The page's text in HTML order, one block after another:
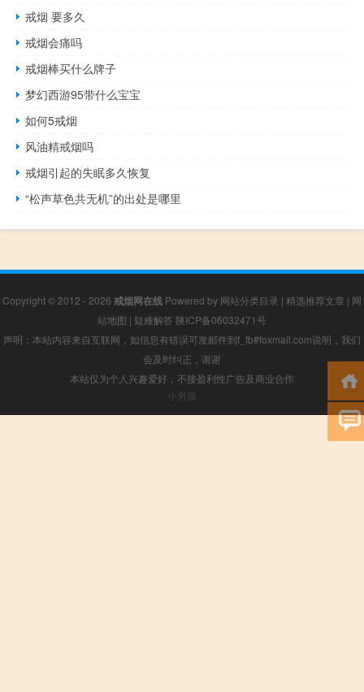
戒烟 要多久
戒烟会痛吗
戒烟棒买什么牌子
梦幻西游95带什么宝宝
如何5戒烟
风油精戒烟吗
戒烟引起的失眠多久恢复
“松声草色共无机”的出处是哪里
Copyright © 2012 - 2026 戒烟网在线 Powered by 网站分类目录 | 精选推荐文章 | 网
站地图 | 疑难解答 陕ICP备06032471号
声明：本站内容来自互联网，如信息有错误可发邮件到f_fb#foxmail.com说明，我们
会及时纠正，谢谢
本站仅为个人兴趣爱好，不接盈利性广告及商业合作
小男孩